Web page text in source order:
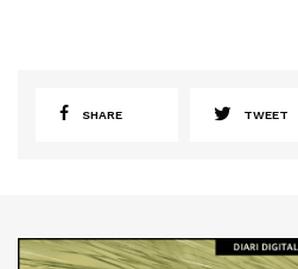
SHARE TWEET